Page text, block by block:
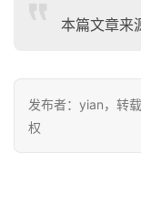
本篇文章来
发布者：yian，转
权